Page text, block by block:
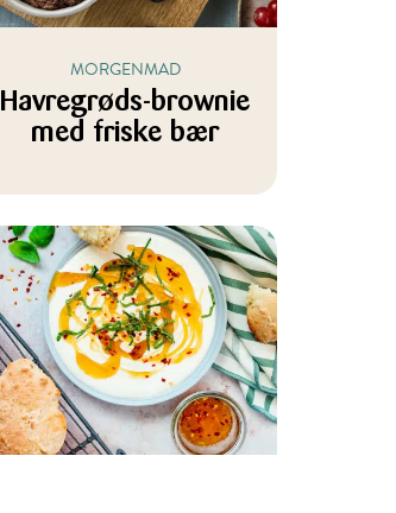
MORGENMAD
Havregrøds-brownie
med friske bær